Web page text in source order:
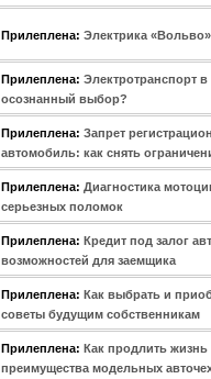
Прилеплена: Электрика
Прилеплена: Электротранспорт
осознанный выбор?
Прилеплена: Запрет
автомобиль: как снять
Прилеплена: Диагностика
серьезных поломок
Прилеплена: Кредит под залог
возможностей для заемщика
Прилеплена: Как выбрать и
советы будущим собственникам
Прилеплена: Как продлить
преимущества модельных